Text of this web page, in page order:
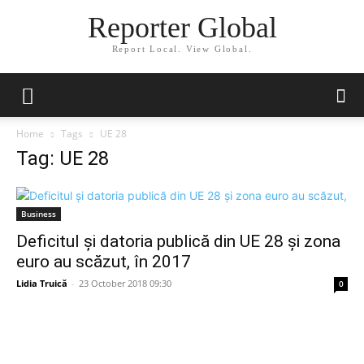
Reporter Global
Report Local. View Global.
Home Tags UE 28
Tag: UE 28
Business
Deficitul și datoria publică din UE 28 și zona
euro au scăzut, în 2017
Lidia Truică - 23 October 2018 09:30 0